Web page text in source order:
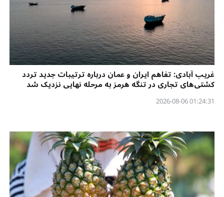
غریب آبادی: تفاهم ایران و عمان درباره ترتیبات جدید تردد
کشتی‌های تجاری در تنگه هرمز به مرحله نهایی نزدیک شد
01:24:31 2026-08-06